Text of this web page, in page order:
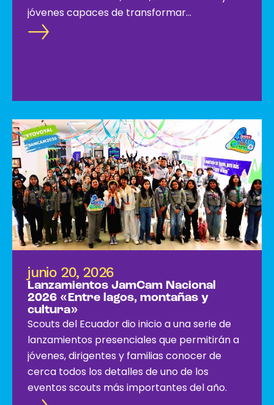
jóvenes capaces de transformar
positivamente sus comunidades.
junio 20, 2026
Lanzamientos JamCam Nacional
2026 «Entre lagos, montañas y
cultura»
Scouts del Ecuador dio inicio a una serie de
lanzamientos presenciales que permitirán a
jóvenes, dirigentes y familias conocer de
cerca todos los detalles de uno de los
eventos scouts más importantes del año.